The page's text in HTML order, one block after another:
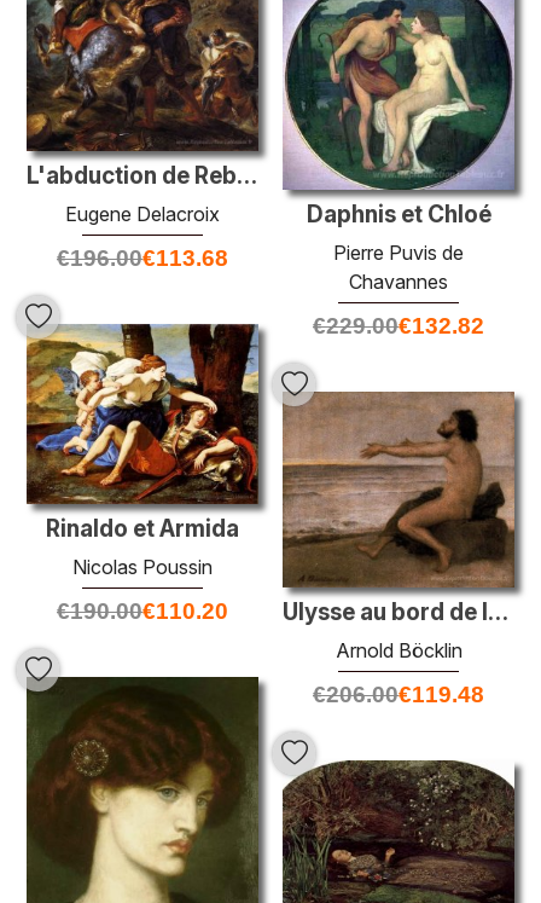
L'abduction de Rebecca
Eugene Delacroix
€196.00€113.68
Daphnis et Chloé
Pierre Puvis de
Chavannes
€229.00€132.82
Rinaldo et Armida
Nicolas Poussin
€190.00€110.20 Ulysse au bord de la mer
Arnold Böcklin
€206.00€119.48